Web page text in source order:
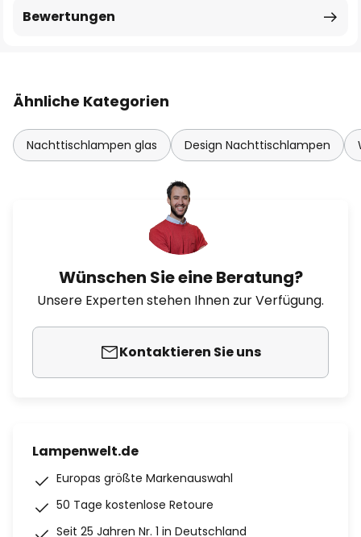
Bewertungen
Ähnliche Kategorien
Nachttischlampen glas Design Nachttischlampen
Wünschen Sie eine Beratung?
Unsere Experten stehen Ihnen zur Verfügung.
Kontaktieren Sie uns
Lampenwelt.de
Europas größte Markenauswahl
50 Tage kostenlose Retoure
Seit 25 Jahren Nr. 1 in Deutschland